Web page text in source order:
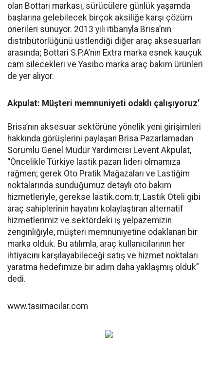
olan Bottari markası, sürücülere günlük yaşamda
başlarına gelebilecek birçok aksiliğe karşı çözüm
önerileri sunuyor. 2013 yılı itibarıyla Brisa’nın
distribütörlüğünü üstlendiği diğer araç aksesuarları
arasında; Bottari S.P.A’nın Extra marka esnek kauçuk
cam silecekleri ve Yasibo marka araç bakım ürünleri
de yer alıyor.
Akpulat: Müşteri memnuniyeti odaklı çalışıyoruz’
Brisa’nın aksesuar sektörüne yönelik yeni girişimleri
hakkında görüşlerini paylaşan Brisa Pazarlamadan
Sorumlu Genel Müdür Yardımcısı Levent Akpulat,
“Öncelikle Türkiye lastik pazarı lideri olmamıza
rağmen; gerek Oto Pratik Mağazaları ve Lastiğim
noktalarında sunduğumuz detaylı oto bakım
hizmetleriyle, gerekse lastik.com.tr, Lastik Oteli gibi
araç sahiplerinin hayatını kolaylaştıran alternatif
hizmetlerimiz ve sektördeki iş yelpazemizin
zenginliğiyle, müşteri memnuniyetine odaklanan bir
marka olduk. Bu atılımla, araç kullanıcılarının her
ihtiyacını karşılayabileceği satış ve hizmet noktaları
yaratma hedefimize bir adım daha yaklaşmış olduk”
dedi.
www.tasimacilar.com